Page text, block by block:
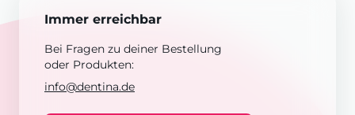
Immer erreichbar
Bei Fragen zu deiner Bestellung
oder Produkten:
info@dentina.de